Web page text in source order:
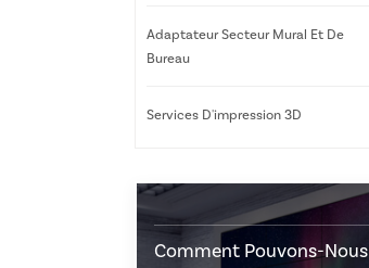
Adaptateur Secteur Mural Et De
Bureau
Services D'impression 3D
Comment Pouvons-Nous